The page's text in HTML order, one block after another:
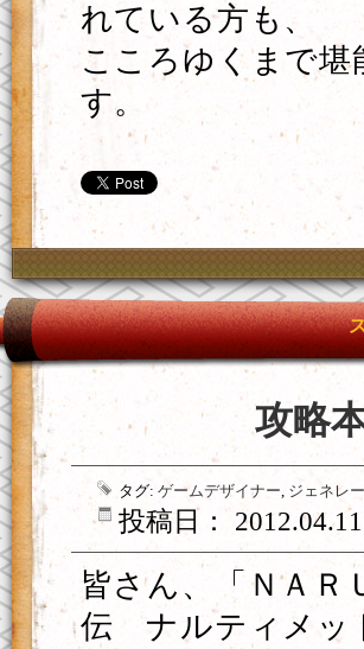
れている方も、
こころゆくまで
す。
攻略
タグ: ゲームデザイナー, ジェネレ
投稿日： 2012.04.11
皆さん、「ＮＡＲ
伝 ナルティメッ